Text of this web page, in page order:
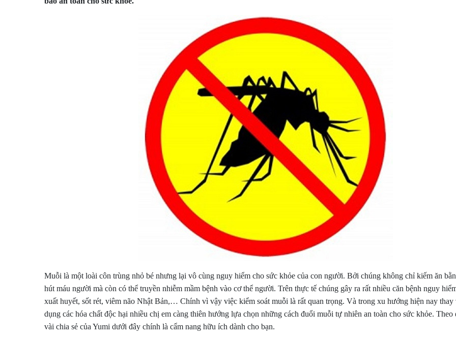
Muỗi là một loài côn trùng nhỏ bé nhưng lại vô cùng nguy hiểm cho sức khỏe của con người. Bởi chúng không chỉ kiếm ăn
hút máu người mà còn có thể truyền nhiễm mầm bệnh vào cơ thể người. Trên thực tế chúng gây ra rất nhiều căn bệnh nguy
xuất huyết, sốt rét, viêm não Nhật Bản,… Chính vì vậy việc kiểm soát muỗi là rất quan trọng. Và trong xu hướng hiện nay thay
dụng các hóa chất độc hại nhiều chị em càng thiên hướng lựa chọn những cách đuổi muỗi tự nhiên an toàn cho sức khỏe. Theo
vài chia sẻ của Yumi dưới đây chính là cẩm nang hữu ích dành cho bạn.